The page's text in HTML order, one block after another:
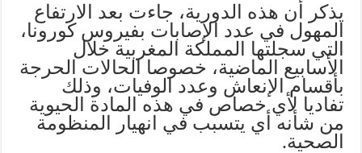
يذكر أن هذه الدورية، جاءت بعد الارتفاع
المهول في عدد الإصابات بفيروس كورونا،
التي سجلتها المملكة المغربية خلال
الأسابيع الماضية، خصوصا الحالات الحرجة
بأقسام الإنعاش وعدد الوفيات، وذلك
تفاديا لأي خصاص في هذه المادة الحيوية
من شأنه أي يتسبب في انهيار المنظومة
الصحية.